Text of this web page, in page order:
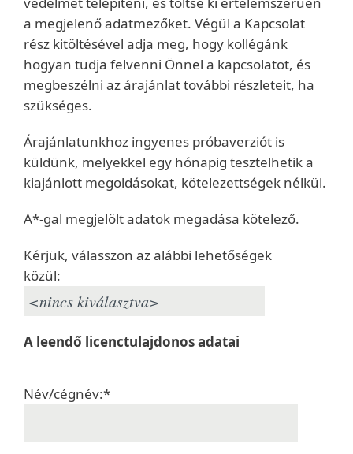
a megjelenő adatmezőket. Végül a Kapcsolat
rész kitöltésével adja meg, hogy kollégánk
hogyan tudja felvenni Önnel a kapcsolatot, és
megbeszélni az árajánlat további részleteit, ha
szükséges.
Árajánlatunkhoz ingyenes próbaverziót is
küldünk, melyekkel egy hónapig tesztelhetik a
kiajánlott megoldásokat, kötelezettségek nélkül.
A*-gal megjelölt adatok megadása kötelező.
Kérjük, válasszon az alábbi lehetőségek
közül:
A leendő licenctulajdonos adatai
Név/cégnév:*